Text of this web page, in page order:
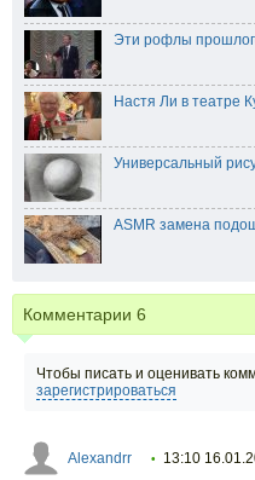
Эти рофлы
Настя Ли в театре
Универсальный
ASMR замена
Комментарии 6
Чтобы писать и оценивать
зарегистрироваться
Alexandrr • 13:10